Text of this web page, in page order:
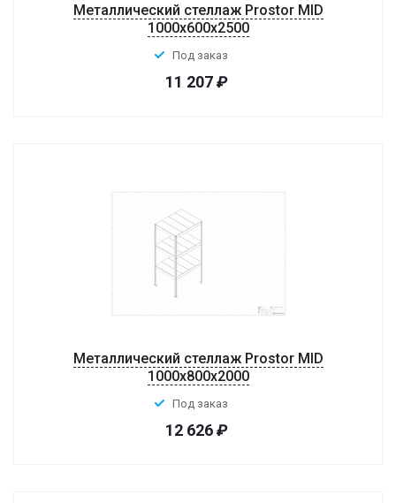
Металлический стеллаж Prostor MID
1000x600x2500
Под заказ
11 207₽
Металлический стеллаж Prostor MID
1000x800x2000
Под заказ
12 626₽